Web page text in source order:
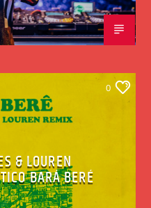
0
& LOUREN
BARÁ BERÉ